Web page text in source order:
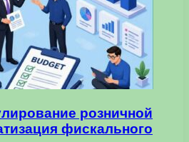
розничной
фискального